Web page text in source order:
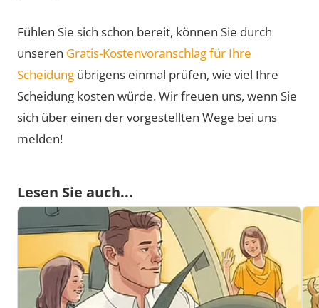
Fühlen Sie sich schon bereit, können Sie durch
unseren Gratis-Kostenvoranschlag für Ihre
Scheidung übrigens einmal prüfen, wie viel Ihre
Scheidung kosten würde. Wir freuen uns, wenn Sie
sich über einen der vorgestellten Wege bei uns
melden!
Lesen Sie auch...